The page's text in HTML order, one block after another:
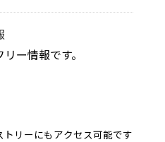
ー情報です。
リーにもアクセス可能です